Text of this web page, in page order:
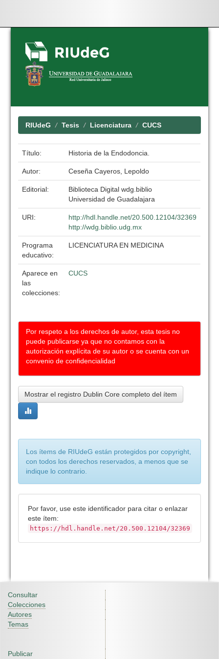
Skip
navigation
RIUdeG Tesis Licenciatura CUCS
Título: Historia de la Endodoncia.
Autor: Ceseña Cayeros, Lepoldo
Editorial:
Biblioteca Digital wdg.biblio
Universidad de Guadalajara
URI:
http://hdl.handle.net/20.500.12104/32369
http://wdg.biblio.udg.mx
Programa
educativo:
LICENCIATURA EN MEDICINA
Aparece en
las
colecciones:
CUCS
Por respeto a los derechos de autor, esta tesis no
puede publicarse ya que no contamos con la
autorización explícita de su autor o se cuenta con un
convenio de confidencialidad
Mostrar el registro Dublin Core completo del ítem
Los ítems de RIUdeG están protegidos por copyright,
con todos los derechos reservados, a menos que se
indique lo contrario.
Por favor, use este identificador para citar o enlazar
este ítem:
https://hdl.handle.net/20.500.12104/32369
Consultar
Colecciones
Autores
Temas
Publicar